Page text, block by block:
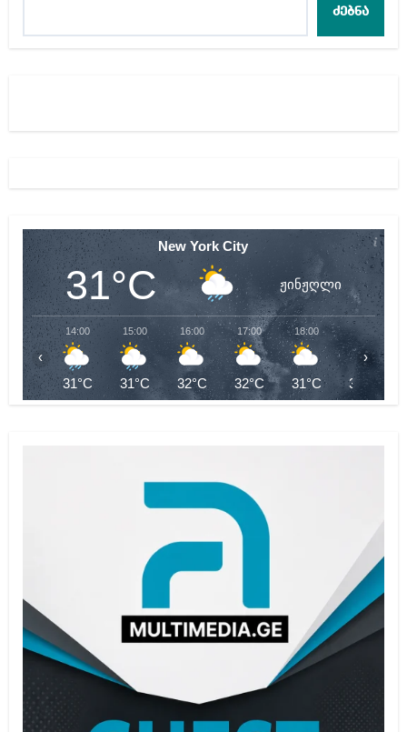
ძებნა
New York City
31°C ჟინჟღლი
14:00
31°C
15:00
31°C
16:00
32°C
17:00
32°C
18:00
31°C
19:00
31°C
‹ ›